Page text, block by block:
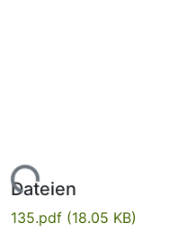
Lade...
Dateien
135.pdf (18.05 KB)